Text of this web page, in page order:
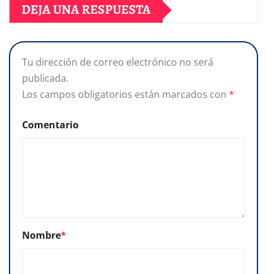
DEJA UNA RESPUESTA
Tu dirección de correo electrónico no será
publicada.
Los campos obligatorios están marcados con *
Comentario
Nombre*